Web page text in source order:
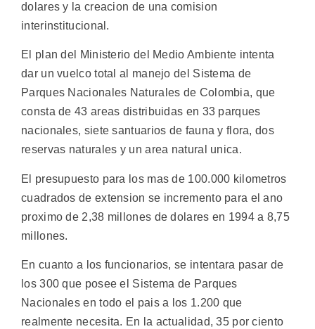
dolares y la creacion de una comision
interinstitucional.
El plan del Ministerio del Medio Ambiente intenta
dar un vuelco total al manejo del Sistema de
Parques Nacionales Naturales de Colombia, que
consta de 43 areas distribuidas en 33 parques
nacionales, siete santuarios de fauna y flora, dos
reservas naturales y un area natural unica.
El presupuesto para los mas de 100.000 kilometros
cuadrados de extension se incremento para el ano
proximo de 2,38 millones de dolares en 1994 a 8,75
millones.
En cuanto a los funcionarios, se intentara pasar de
los 300 que posee el Sistema de Parques
Nacionales en todo el pais a los 1.200 que
realmente necesita. En la actualidad, 35 por ciento